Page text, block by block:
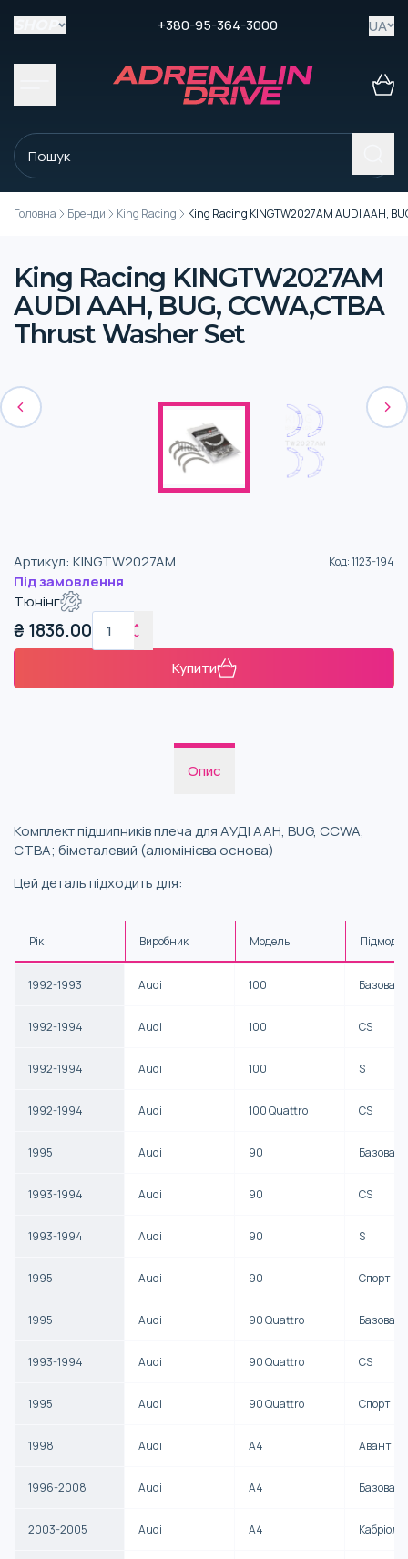
+380-95-364-3000 UA
Головна Бренди King Racing King Racing KINGTW2027AM AUDI AAH,
King Racing KINGTW2027AM
AUDI AAH, BUG, CCWA,CTBA
Thrust Washer Set
Артикул: KINGTW2027AM Код:1123-194
Під замовлення
Тюнінг
₴ 1836.00
Купити
Опис
Комплект підшипників плеча для АУДІ AAH, BUG, CCWA,
CTBA; біметалевий (алюмінієва основа)
Цей деталь підходить для:
Рік Виробник Модель
1992-1993 Audi 100 Базова
1992-1994 Audi 100 CS
1992-1994 Audi 100 S
1992-1994 Audi 100 Quattro CS
1995 Audi 90 Базова
1993-1994 Audi 90 CS
1993-1994 Audi 90 S
1995 Audi 90 Спорт
1995 Audi 90 Quattro Базова
1993-1994 Audi 90 Quattro CS
1995 Audi 90 Quattro Спорт
1998 Audi A4 Авант
1996-2008 Audi A4 Базова
2003-2005 Audi A4